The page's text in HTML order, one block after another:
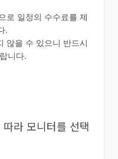
로 일정의 수수료를 제
.
않을 수 있으니 반드시
니다.
라 모니터를 선택